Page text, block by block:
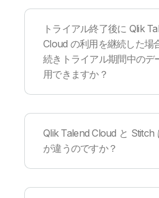
セスし、 [チャットを開始する
ださい。サポートチームへの
ト内容を記録できます。営業担
ご希望の場合は、こちらからお
い。
トライアル終了後に Qlik
Cloud の利用を継続した場
続きトライアル期間中のデ
用できますか？
接続・履歴データの読み込みな
保持されます。その後、Qlik
ションのいずれかをご購入され
Qlik Talend Cloud と Stitch
が違うのですか？